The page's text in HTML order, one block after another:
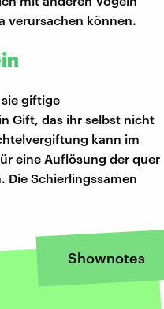
verursachen können.
giftige
Gift, das ihr selbst nicht
kann im
eine Auflösung der quer
Die Schierlingssamen
Shownotes